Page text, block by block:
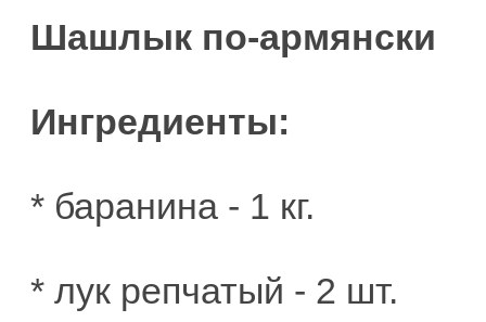
Шашлык по-армянски
Ингредиенты:
* баранина - 1 кг.
* лук репчатый - 2 шт.